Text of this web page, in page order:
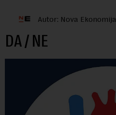
Autor: Nova Ekonomija
DA / NE